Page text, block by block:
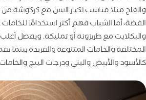
والعاج مثلا مناسب لكبار السن مع كركوشة
الفضة، أما الشباب فهم أكثر استخدامًا
والبكلايت مع طربزونة أو تمليكة. ويفضل أغلب
المختلفة والخامات المتنوعة والفريدة بينما
كالأسود والأبيض والبني ودرجات البيج